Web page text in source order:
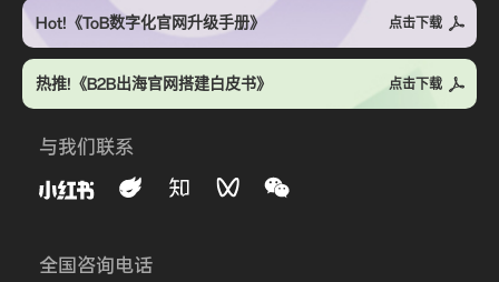
Hot!《ToB数字化官网升级手册》 点击下载
热推!《B2B出海官网搭建白皮书》 点击下载
与我们联系
全国咨询电话